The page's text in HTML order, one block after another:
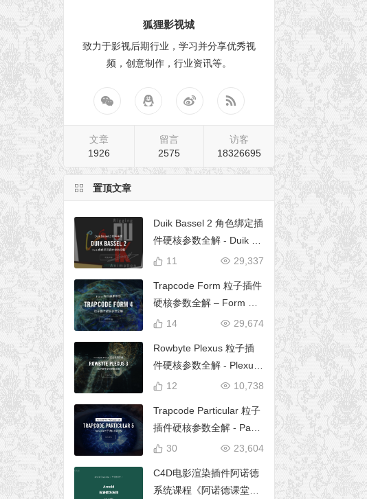
狐狸影视城
致力于影视后期行业，学习并分享优秀视
频，创意制作，行业资讯等。
文章
1926
留言
2575
访客
18326695
置顶文章
Duik Bassel 2 角色绑定插
件硬核参数全解 - Duik 16
完全使用手册
29,337
11
Trapcode Form 粒子插件
硬核参数全解 – Form 完
全使用手册
29,674
14
Rowbyte Plexus 粒子插
件硬核参数全解 - Plexus
完全使用手册
10,738
12
Trapcode Particular 粒子
插件硬核参数全解 - Parti
cular 5 完全使用手册23,604
30
C4D电影渲染插件阿诺德
系统课程《阿诺德课堂之